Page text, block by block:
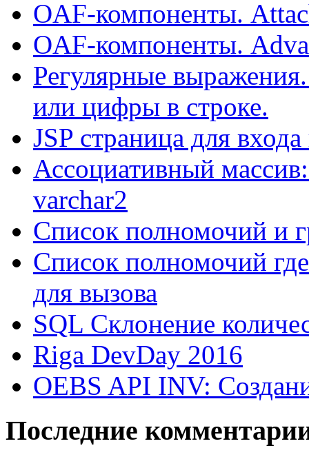
OAF-компоненты.
OAF-компоненты.
Регулярные
или цифры в строке.
JSP страница для
Ассоциативный
varchar2
Список полномочий и
Список полномочий
для вызова
SQL Склонение
Riga DevDay 2016
OEBS API INV:
Последние